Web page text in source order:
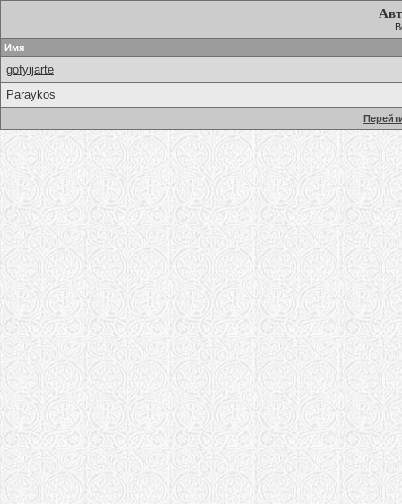
Имя
gofyijarte
Paraykos